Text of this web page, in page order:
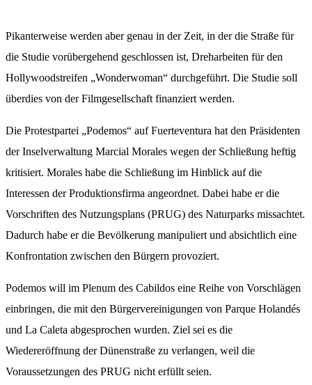
Pikanterweise werden aber genau in der Zeit, in der die Straße für
die Studie vorübergehend geschlossen ist, Dreharbeiten für den
Hollywoodstreifen „Wonderwoman“ durchgeführt. Die Studie soll
überdies von der Filmgesellschaft finanziert werden.
Die Protestpartei „Podemos“ auf Fuerteventura hat den Präsidenten
der Inselverwaltung Marcial Morales wegen der Schließung heftig
kritisiert. Morales habe die Schließung im Hinblick auf die
Interessen der Produktionsfirma angeordnet. Dabei habe er die
Vorschriften des Nutzungsplans (PRUG) des Naturparks missachtet.
Dadurch habe er die Bevölkerung manipuliert und absichtlich eine
Konfrontation zwischen den Bürgern provoziert.
Podemos will im Plenum des Cabildos eine Reihe von Vorschlägen
einbringen, die mit den Bürgervereinigungen von Parque Holandés
und La Caleta abgesprochen wurden. Ziel sei es die
Wiedereröffnung der Dünenstraße zu verlangen, weil die
Voraussetzungen des PRUG nicht erfüllt seien.